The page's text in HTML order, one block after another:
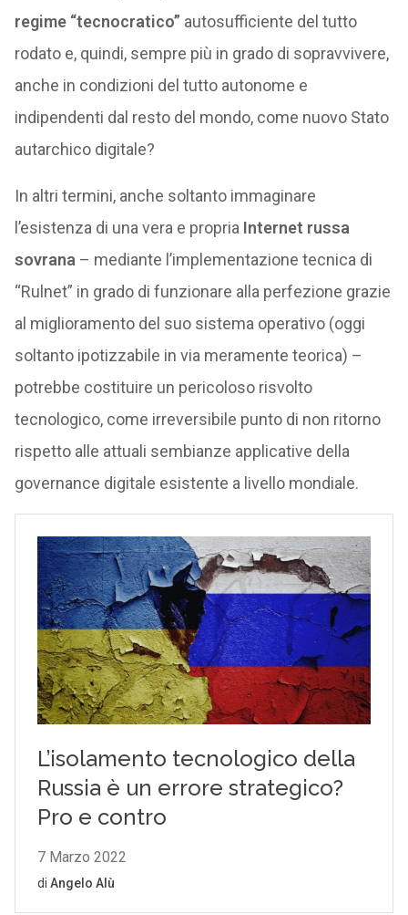
regime “tecnocratico” autosufficiente del tutto
rodato e, quindi, sempre più in grado di sopravvivere,
anche in condizioni del tutto autonome e
indipendenti dal resto del mondo, come nuovo Stato
autarchico digitale?
In altri termini, anche soltanto immaginare
l’esistenza di una vera e propria Internet russa
sovrana – mediante l’implementazione tecnica di
“Rulnet” in grado di funzionare alla perfezione grazie
al miglioramento del suo sistema operativo (oggi
soltanto ipotizzabile in via meramente teorica) –
potrebbe costituire un pericoloso risvolto
tecnologico, come irreversibile punto di non ritorno
rispetto alle attuali sembianze applicative della
governance digitale esistente a livello mondiale.